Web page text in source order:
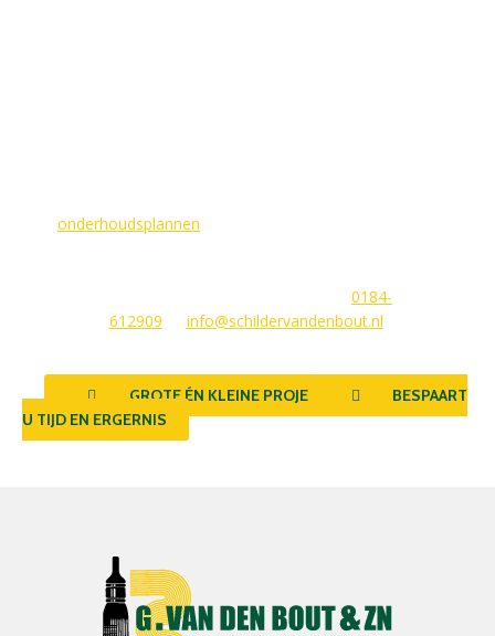
onderhoudsplannen
0184-
612909
info@schildervandenbout.nl
GROTE ÉN KLEINE PROJECTEN
BESPAART
U TIJD EN ERGERNIS